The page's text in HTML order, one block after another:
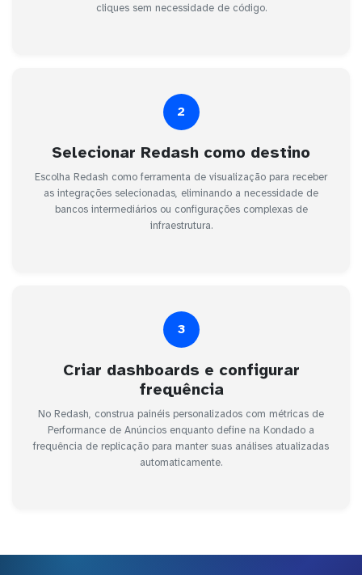
cliques sem necessidade de código.
2
Selecionar Redash como destino
Escolha Redash como ferramenta de visualização para receber
as integrações selecionadas, eliminando a necessidade de
bancos intermediários ou configurações complexas de
infraestrutura.
3
Criar dashboards e configurar
frequência
No Redash, construa painéis personalizados com métricas de
Performance de Anúncios enquanto define na Kondado a
frequência de replicação para manter suas análises atualizadas
automaticamente.